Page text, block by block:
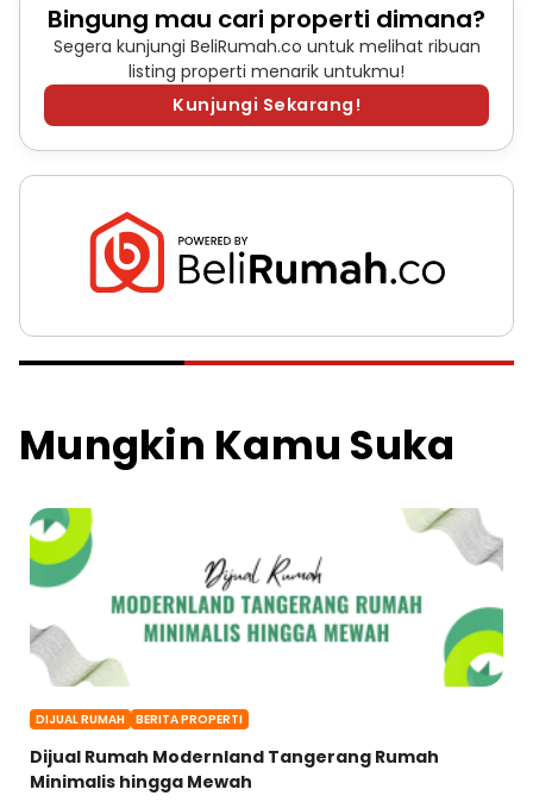
Bingung mau cari properti dimana?
Segera kunjungi BeliRumah.co untuk melihat ribuan
listing properti menarik untukmu!
Kunjungi Sekarang!
Mungkin Kamu Suka
DIJUAL RUMAH BERITA PROPERTI
Dijual Rumah Modernland Tangerang Rumah
Minimalis hingga Mewah